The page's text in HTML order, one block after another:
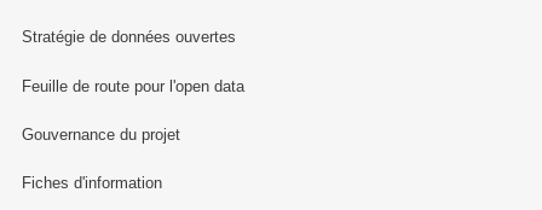
Stratégie de données ouvertes
Feuille de route pour l'open data
Gouvernance du projet
Fiches d'information